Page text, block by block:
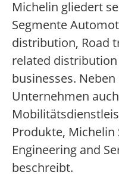
Michelin gliedert
Segmente
distribution, Road
related
businesses.
Unternehmen auch
Produkte,
Engineering and
beschreibt.